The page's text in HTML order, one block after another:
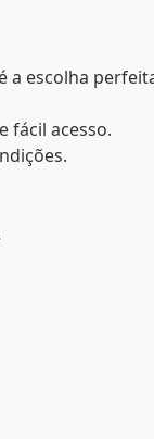
a escolha
fácil acesso.